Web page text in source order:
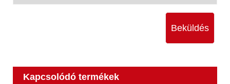
Beküldés
Kapcsolódó termékek